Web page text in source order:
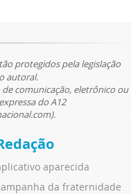
protegidos pela legislação
autoral.
comunicação, eletrônico ou
do A12
aparecida
da fraternidade